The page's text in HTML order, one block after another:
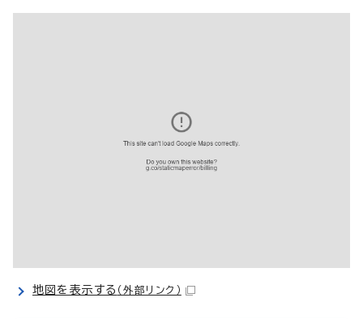
地図を表示する （外部リンク）